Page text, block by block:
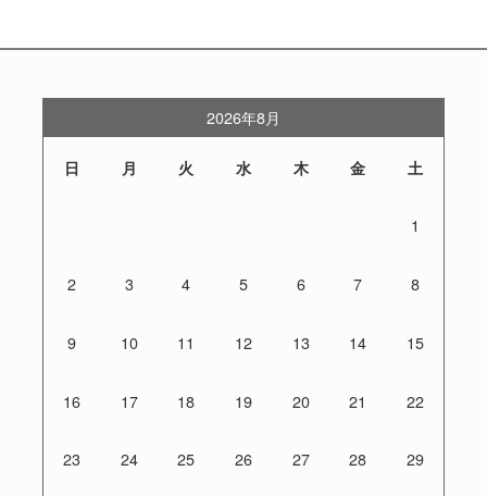
2026年8月
日 月 火 水 木 金 土
1
2 3 4 5 6 7 8
9 10 11 12 13 14 15
16 17 18 19 20 21 22
23 24 25 26 27 28 29